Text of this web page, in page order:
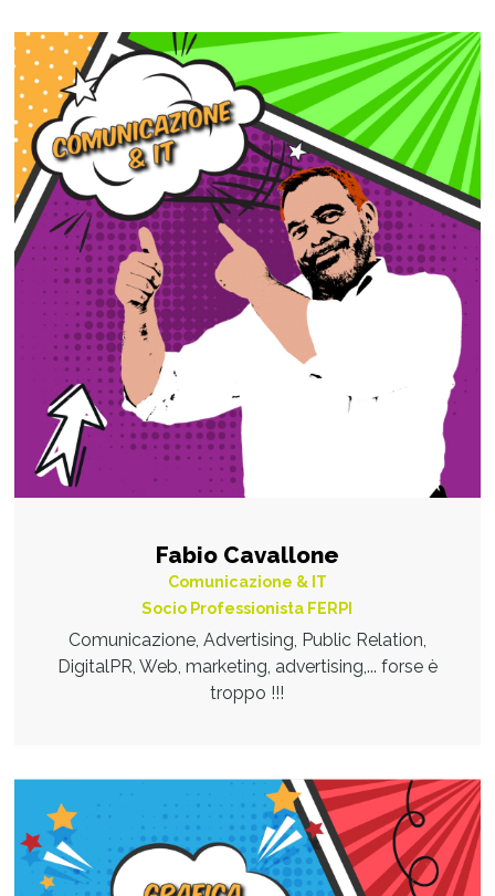
Fabio Cavallone
Comunicazione & IT
Socio Professionista FERPI
Comunicazione, Advertising, Public Relation,
DigitalPR, Web, marketing, advertising,... forse è
troppo !!!